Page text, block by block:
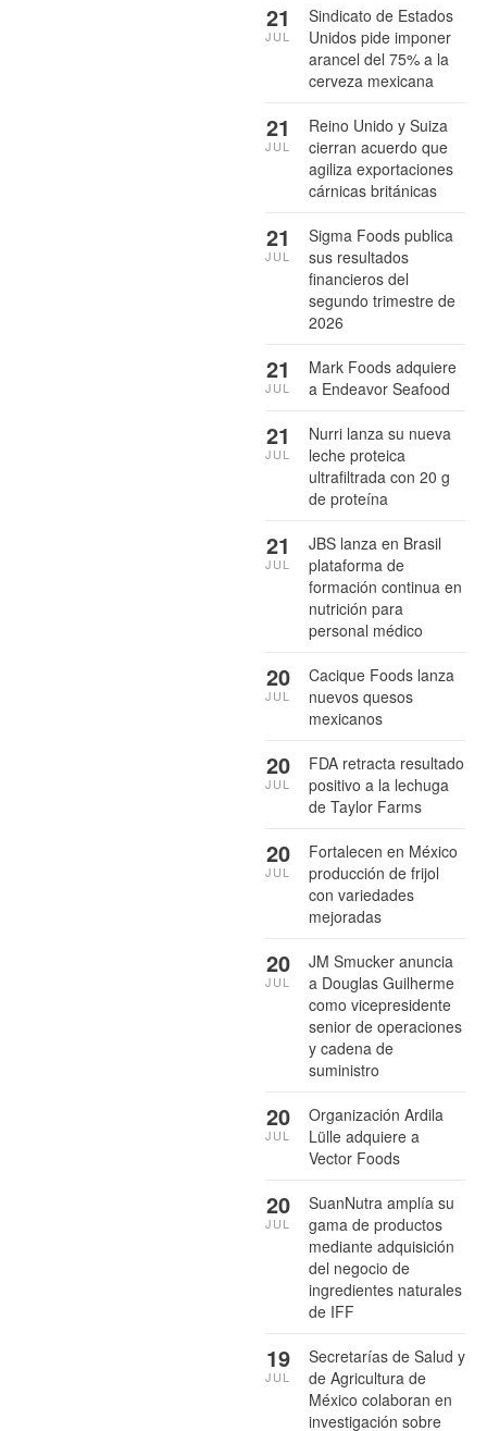
Sindicato de Estados
Unidos pide imponer
arancel del 75% a la
cerveza mexicana
21
JUL
Reino Unido y Suiza
cierran acuerdo que
agiliza exportaciones
cárnicas británicas
21
JUL
Sigma Foods publica
sus resultados
financieros del
segundo trimestre de
2026
21
JUL
Mark Foods adquiere
a Endeavor Seafood
21
JUL
Nurri lanza su nueva
leche proteica
ultrafiltrada con 20 g
de proteína
21
JUL
JBS lanza en Brasil
plataforma de
formación continua en
nutrición para
personal médico
21
JUL
Cacique Foods lanza
nuevos quesos
mexicanos
20
JUL
FDA retracta resultado
positivo a la lechuga
de Taylor Farms
20
JUL
Fortalecen en México
producción de frijol
con variedades
mejoradas
20
JUL
JM Smucker anuncia
a Douglas Guilherme
como vicepresidente
senior de operaciones
y cadena de
suministro
20
JUL
Organización Ardila
Lülle adquiere a
Vector Foods
20
JUL
SuanNutra amplía su
gama de productos
mediante adquisición
del negocio de
ingredientes naturales
de IFF
20
JUL
Secretarías de Salud y
de Agricultura de
México colaboran en
investigación sobre
19
JUL